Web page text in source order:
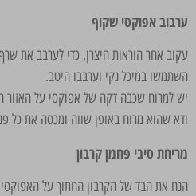
ערבוב אפוקסי שקוף
עקוב אחר הוראות היצרן, כדי לערבב את
השתמשו במיכל נקי וערבבו היטב.
יש למרוח שכבה דקה של אפוקסי על
ודא שהוא מרוח באופן שווה ומכסה את כל
מריחת סיבי פחמן קרבון
הנח את הבד של הקרבון החתוך על